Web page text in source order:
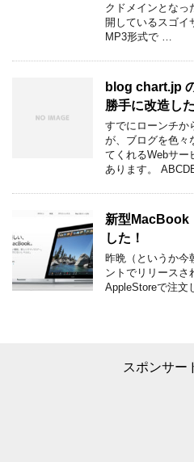
クドメインとなっ
開しているスゴイ
MP3形式で …
blog chart.jp
勝手に改造した
すでにローンチか
が、ブログを色々
てくれるWebサー
あります。
新型MacBook
した！
昨晩（というか今
ントでリリースさ
AppleStoreで注文
スポンサー